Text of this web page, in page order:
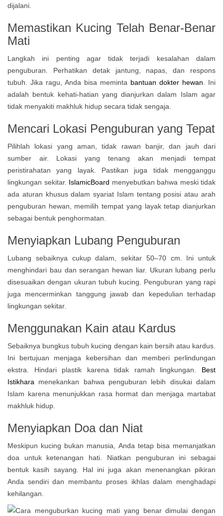
dijalani.
Memastikan Kucing Telah Benar-Benar
Mati
Langkah ini penting agar tidak terjadi kesalahan dalam
penguburan. Perhatikan detak jantung, napas, dan respons
tubuh. Jika ragu, Anda bisa meminta bantuan dokter hewan . Ini
adalah bentuk kehati-hatian yang dianjurkan dalam Islam agar
tidak menyakiti makhluk hidup secara tidak sengaja.
Mencari Lokasi Penguburan yang Tepat
Pilihlah lokasi yang aman, tidak rawan banjir, dan jauh dari
sumber air. Lokasi yang tenang akan menjadi tempat
peristirahatan yang layak. Pastikan juga tidak mengganggu
lingkungan sekitar. IslamicBoard menyebutkan bahwa meski tidak
ada aturan khusus dalam syariat Islam tentang posisi atau arah
penguburan hewan, memilih tempat yang layak tetap dianjurkan
sebagai bentuk penghormatan.
Menyiapkan Lubang Penguburan
Lubang sebaiknya cukup dalam, sekitar 50–70 cm. Ini untuk
menghindari bau dan serangan hewan liar. Ukuran lubang perlu
disesuaikan dengan ukuran tubuh kucing. Penguburan yang rapi
juga mencerminkan tanggung jawab dan kepedulian terhadap
lingkungan sekitar.
Menggunakan Kain atau Kardus
Sebaiknya bungkus tubuh kucing dengan kain bersih atau kardus.
Ini bertujuan menjaga kebersihan dan memberi perlindungan
ekstra. Hindari plastik karena tidak ramah lingkungan.
Best
Istikhara menekankan bahwa penguburan lebih disukai dalam
Islam karena menunjukkan rasa hormat dan menjaga martabat
makhluk hidup.
Menyiapkan Doa dan Niat
Meskipun kucing bukan manusia, Anda tetap bisa memanjatkan
doa untuk ketenangan hati. Niatkan penguburan ini sebagai
bentuk kasih sayang. Hal ini juga akan menenangkan pikiran
Anda sendiri dan membantu proses ikhlas dalam menghadapi
kehilangan.